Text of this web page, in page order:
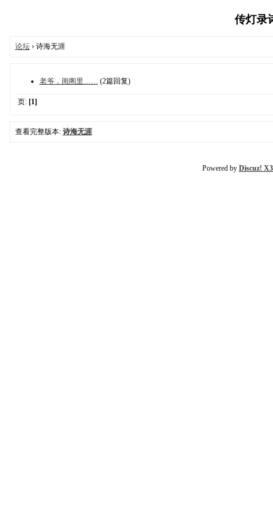
传灯录
论坛› 诗海无涯
老爷，闺阁里…… (2篇回复)
页: [1]
查看完整版本: 诗海无涯
Powered by Discuz!